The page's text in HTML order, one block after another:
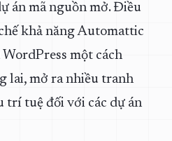
án mã nguồn mở. Điều
khả năng Automattic
một cách
lai, mở ra nhiều tranh
trí tuệ đối với các dự án